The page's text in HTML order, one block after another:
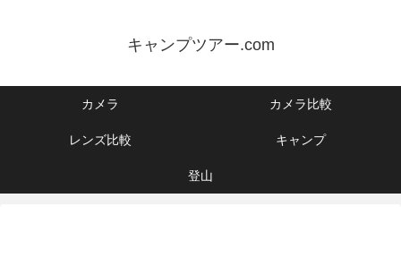
キャンプツアー.com
カメラ カメラ比較
レンズ比較 キャンプ
登山